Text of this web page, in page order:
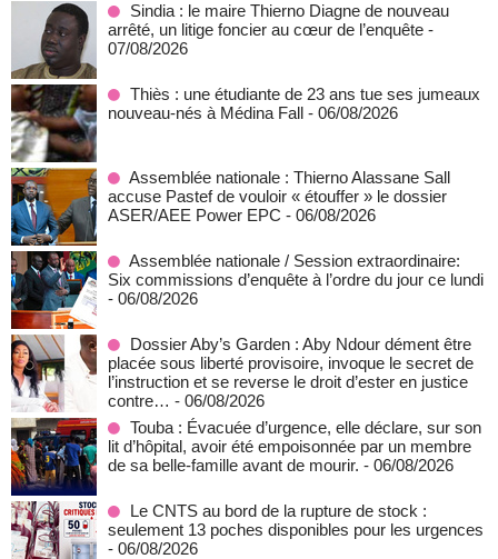
Sindia : le maire Thierno Diagne de nouveau
arrêté, un litige foncier au cœur de l’enquête -
07/08/2026
Thiès : une étudiante de 23 ans tue ses jumeaux
nouveau-nés à Médina Fall - 06/08/2026
Assemblée nationale : Thierno Alassane Sall
accuse Pastef de vouloir « étouffer » le dossier
ASER/AEE Power EPC - 06/08/2026
Assemblée nationale / Session extraordinaire:
Six commissions d’enquête à l’ordre du jour ce lundi
- 06/08/2026
Dossier Aby’s Garden : Aby Ndour dément être
placée sous liberté provisoire, invoque le secret de
l’instruction et se reverse le droit d’ester en justice
contre… - 06/08/2026
Touba : Évacuée d’urgence, elle déclare, sur son
lit d’hôpital, avoir été empoisonnée par un membre
de sa belle-famille avant de mourir. - 06/08/2026
Le CNTS au bord de la rupture de stock :
seulement 13 poches disponibles pour les urgences
- 06/08/2026